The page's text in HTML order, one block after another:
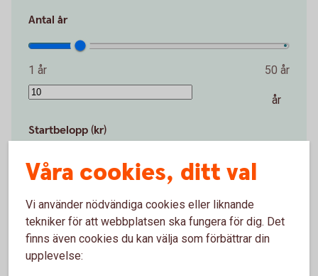
Antal år
1 år 50 år
år
Startbelopp (kr)
0 kr 2 000 000 kr
Avkastning per år (%)
Våra cookies, ditt val
Vi använder nödvändiga cookies eller liknande
tekniker för att webbplatsen ska fungera för dig. Det
finns även cookies du kan välja som förbättrar din
upplevelse: